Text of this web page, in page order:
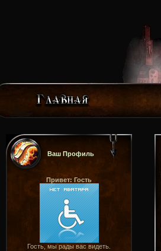
Ваш Профиль
Привет: Гость
Гость, мы рады вас видеть.